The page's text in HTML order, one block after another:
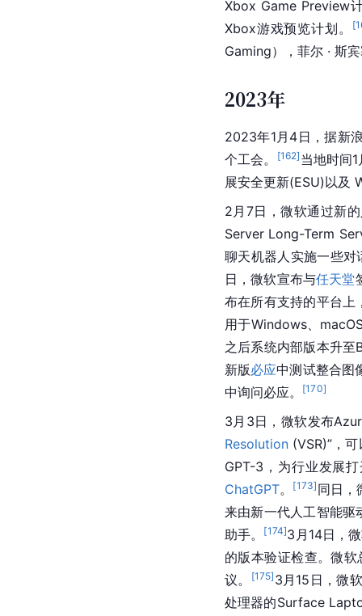
Xbox Game Preview
Xbox游戏预览计划。
[
Gaming），菲尔 · 斯
2023年
2023年1月4日，据新
个工会。
[162] 当地时间
展安全更新(ESU)以及
2月7日，微软通过新的
Server Long-Term
聊天机器人实施一些对
日，微软宣布与任天堂
布在所有支持的平台
用于Windows、
之后系统内部版本升
新版必应中测试整合图
中询问必应。
[170]
3月3日，微软发布
Resolution (VSR)”，
GPT-3，为行业发展
ChatGPT。 [173] 同日，
来由新一代人工智能驱
助手。
[174]3月14日，
的版本验证检查。微
议。
[175] 3月15日，微
处理器的Surface